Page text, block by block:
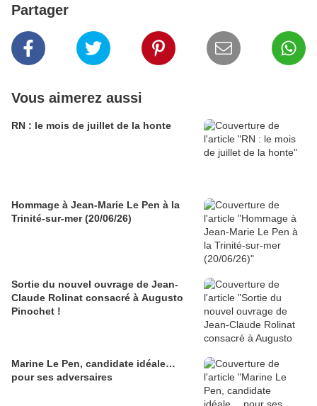
Partager
Vous aimerez aussi
RN : le mois de juillet de la honte
Hommage à Jean-Marie Le Pen à la
Trinité-sur-mer (20/06/26)
Sortie du nouvel ouvrage de Jean-
Claude Rolinat consacré à Augusto
Pinochet !
Marine Le Pen, candidate idéale…
pour ses adversaires